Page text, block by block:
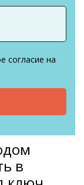
согласие на
в